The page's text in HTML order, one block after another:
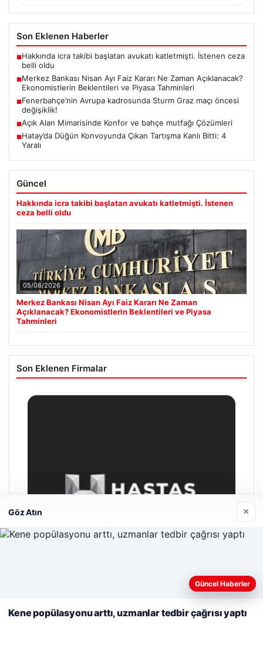
Son Eklenen Haberler
■Hakkında icra takibi başlatan avukatı katletmişti. İstenen ceza
belli oldu
■Merkez Bankası Nisan Ayı Faiz Kararı Ne Zaman Açıklanacak?
Ekonomistlerin Beklentileri ve Piyasa Tahminleri
■Fenerbahçe’nin Avrupa kadrosunda Sturm Graz maçı öncesi
değişiklik!
■Açık Alan Mimarisinde Konfor ve bahçe mutfağı Çözümleri
■Hatay’da Düğün Konvoyunda Çıkan Tartışma Kanlı Bitti: 4
Yaralı
Güncel
Hakkında icra takibi başlatan avukatı katletmişti. İstenen
ceza belli oldu
05/08/2026
Merkez Bankası Nisan Ayı Faiz Kararı Ne Zaman
Açıklanacak? Ekonomistlerin Beklentileri ve Piyasa
Tahminleri
Son Eklenen Firmalar
deneyiminizi kişiselleştirmek ve geliştirmek amacıyla çerezler
Reddet Kabul Et
Göz Atın ×
Güncel Haberler
Kene popülasyonu arttı, uzmanlar tedbir çağrısı yaptı